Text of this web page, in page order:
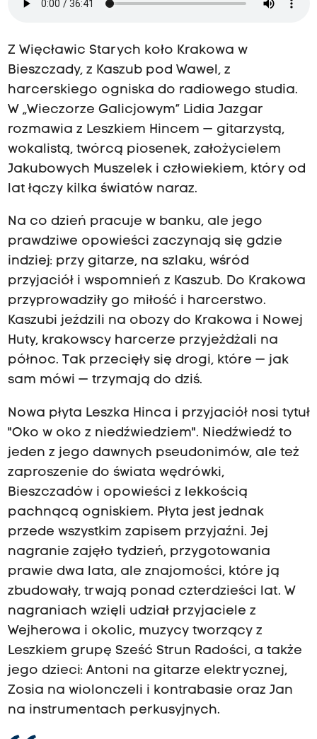
Z Więcławic Starych koło Krakowa w
Bieszczady, z Kaszub pod Wawel, z
harcerskiego ogniska do radiowego studia.
W „Wieczorze Galicjowym” Lidia Jazgar
rozmawia z Leszkiem Hincem — gitarzystą,
wokalistą, twórcą piosenek, założycielem
Jakubowych Muszelek i człowiekiem, który od
lat łączy kilka światów naraz.
Na co dzień pracuje w banku, ale jego
prawdziwe opowieści zaczynają się gdzie
indziej: przy gitarze, na szlaku, wśród
przyjaciół i wspomnień z Kaszub. Do Krakowa
przyprowadziły go miłość i harcerstwo.
Kaszubi jeździli na obozy do Krakowa i Nowej
Huty, krakowscy harcerze przyjeżdżali na
północ. Tak przecięły się drogi, które — jak
sam mówi — trzymają do dziś.
Nowa płyta Leszka Hinca i przyjaciół nosi tytuł
"Oko w oko z niedźwiedziem". Niedźwiedź to
jeden z jego dawnych pseudonimów, ale też
zaproszenie do świata wędrówki,
Bieszczadów i opowieści z lekkością
pachnącą ogniskiem. Płyta jest jednak
przede wszystkim zapisem przyjaźni. Jej
nagranie zajęło tydzień, przygotowania
prawie dwa lata, ale znajomości, które ją
zbudowały, trwają ponad czterdzieści lat. W
nagraniach wzięli udział przyjaciele z
Wejherowa i okolic, muzycy tworzący z
Leszkiem grupę Sześć Strun Radości, a także
jego dzieci: Antoni na gitarze elektrycznej,
Zosia na wiolonczeli i kontrabasie oraz Jan
na instrumentach perkusyjnych.